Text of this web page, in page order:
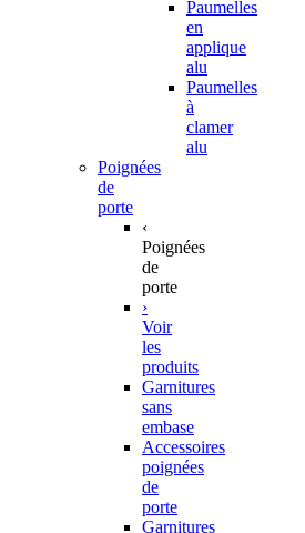
Paumelles
en
applique
alu
Paumelles
à
clamer
alu
Poignées
de
porte
‹
Poignées
de
porte
›
Voir
les
produits
Garnitures
sans
embase
Accessoires
poignées
de
porte
Garnitures